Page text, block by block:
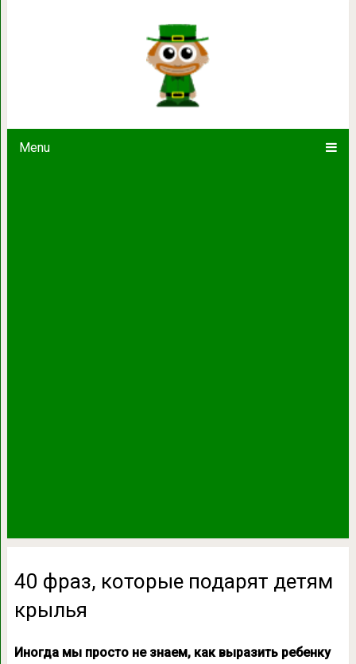
Menu
40 фраз, которые
40 фраз, которые подарят детям
крылья
Иногда мы просто не знаем, как выразить ребенку